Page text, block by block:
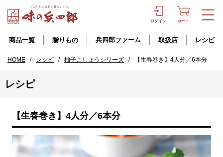
ログイン カート
商品一覧 贈りもの 兵四郎ファーム 取扱店 レシピ
HOME / レシピ / 柚子こしょうシリーズ / 【生春巻き】4人分／6本分
レシピ
【生春巻き】4人分／6本分